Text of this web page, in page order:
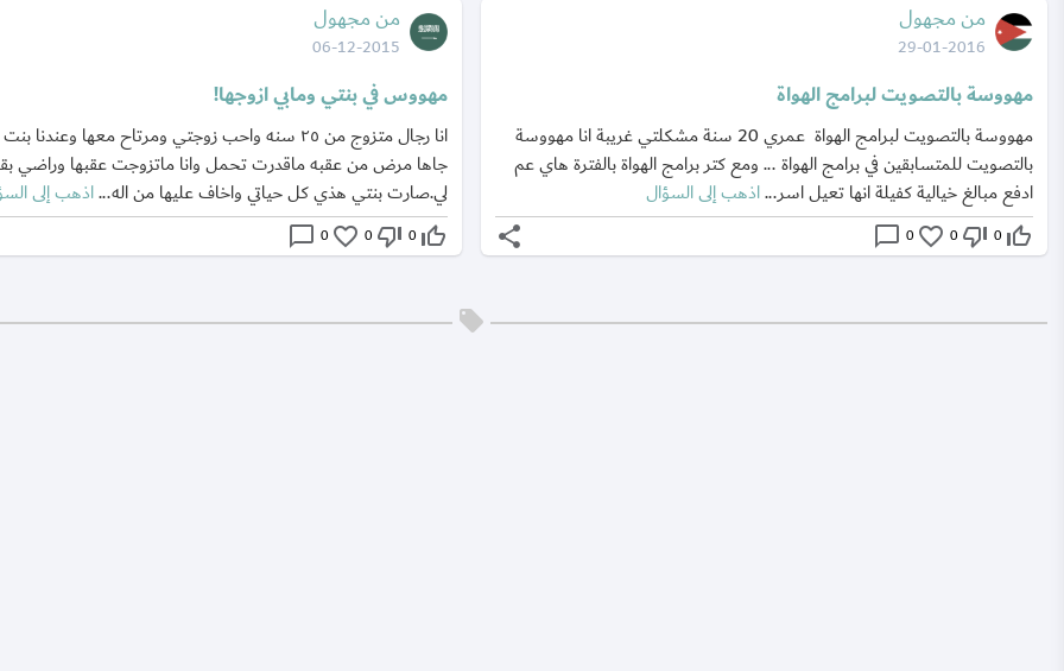
من مجهول
29-01-2016
مهووسة بالتصويت لبرامج الهواة
مهووسة بالتصويت لبرامج الهواة عمري 20 سنة مشكلتي غريبة انا مهووسة
بالتصويت للمتسابقين في برامج الهواة ... ومع كتر برامج الهواة بالفترة هاي عم
ادفع مبالغ خيالية كفيلة انها تعيل اسر...اذهب إلى السؤال
thumb_up_off_alt
0
thumb_down_off_alt
0
favorite_border
0
chat_bubble_outline
share
من مجهول
06-12-2015
مهووس في بنتي ومابي ازوجها!
انا رجال متزوج من ٢٥ سنه واحب زوجتي ومرتاح معها
جاها مرض من عقبه ماقدرت تحمل وانا ماتزوجت عقبها وراضي
لي.صارت بنتي هذي كل حياتي واخاف عليها من اله...اذهب إلى
thumb_up_off_alt
0
thumb_down_off_alt
0
favorite_border
0
chat_bubble_outline